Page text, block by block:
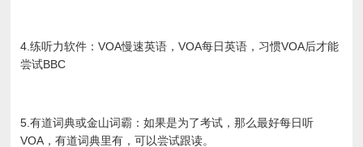
4.练听力软件：VOA慢速英语，VOA每日英语，习惯VOA后才能
尝试BBC
5.有道词典或金山词霸：如果是为了考试，那么最好每日听
VOA，有道词典里有，可以尝试跟读。